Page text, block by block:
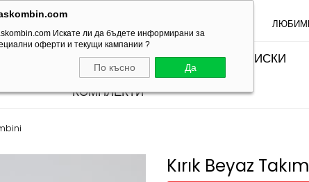
Искате ли да бъдете информирани за
оферти и текущи кампании ?
По късно Да
SEÇTİKLERİMİZ КОМПЛЕКТИ С ТЕНИСКИ
КОМПЛЕКТИ
Kırık Beyaz